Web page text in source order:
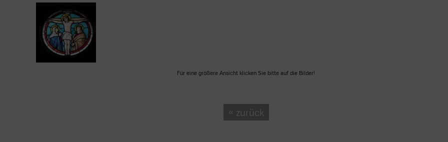
Für eine größere Ansicht klicken Sie bitte auf die Bilder!
« zurück